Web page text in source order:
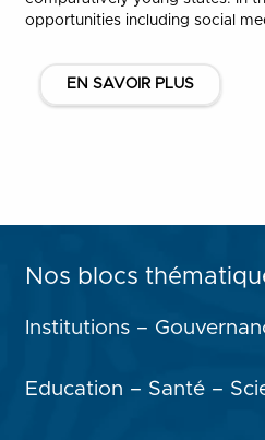
opportunities including social
EN SAVOIR PLUS
Nos blocs
Institutions –
Education – Santé –